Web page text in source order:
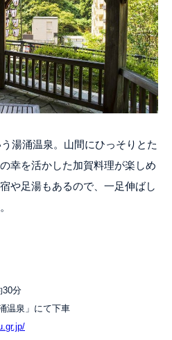
湯涌温泉。山間にひっそりとた
幸を活かした加賀料理が楽しめ
や足湯もあるので、一足伸ばし
30分
温泉」にて下車